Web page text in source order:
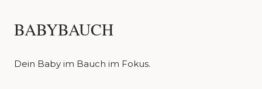
BABYBAUCH
Dein Baby im Bauch im Fokus.